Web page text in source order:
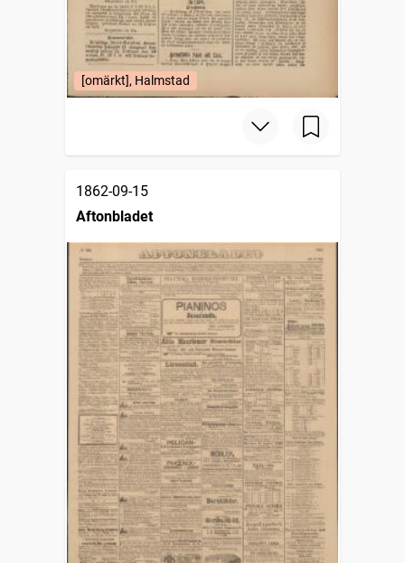
[omärkt], Halmstad
1862-09-15
Aftonbladet